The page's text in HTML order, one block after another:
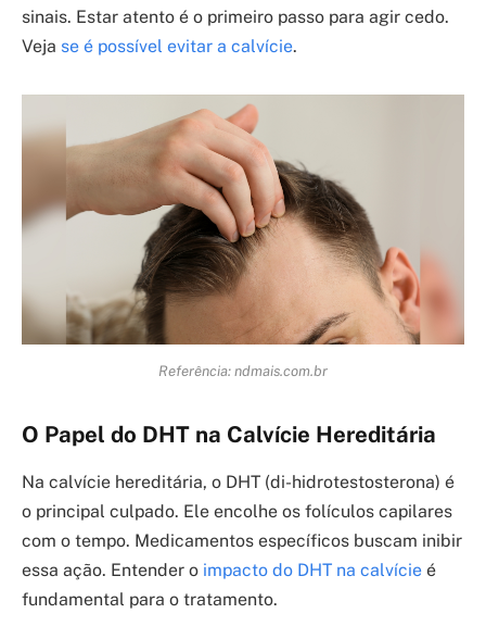
sinais. Estar atento é o primeiro passo para agir cedo.
Veja se é possível evitar a calvície.
Referência: ndmais.com.br
O Papel do DHT na Calvície Hereditária
Na calvície hereditária, o DHT (di-hidrotestosterona) é
o principal culpado. Ele encolhe os folículos capilares
com o tempo. Medicamentos específicos buscam inibir
essa ação. Entender o impacto do DHT na calvície é
fundamental para o tratamento.